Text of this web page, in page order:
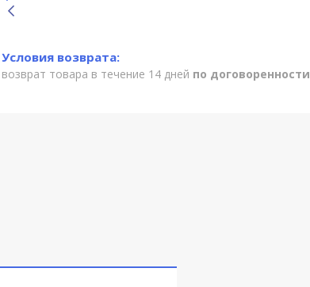
возврат товара в течение 14 дней по договоренности